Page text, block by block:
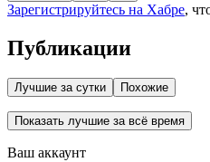
Зарегистрируйтесь на Хабре,
Публикации
Лучшие за сутки Похожие
Показать лучшие за всё время
Ваш аккаунт